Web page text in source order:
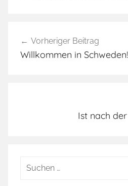
Vorheriger Beitrag
Willkommen in Schweden!
Ist nach
Suchen